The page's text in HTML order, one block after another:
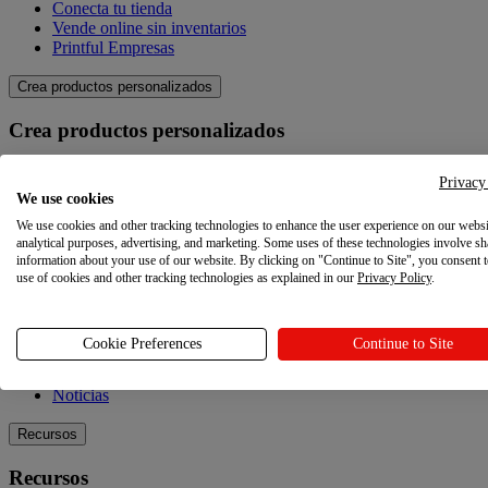
Conecta tu tienda
Vende online sin inventarios
Printful Empresas
Crea productos personalizados
Crea productos personalizados
Crea tus propios productos
Creador de diseños
Explora
Blog
Noticias
Recursos
Recursos
We use cookies
We use cookies and other tracking technologies to enhance the user experience on our
analytical purposes, advertising, and marketing. Some uses of these technologies involve
information about your use of our website. By clicking on "Continue to Site", you consent
use of cookies and other tracking technologies as explained in our Privacy Policy.
Cookie Preferences Continue to Site